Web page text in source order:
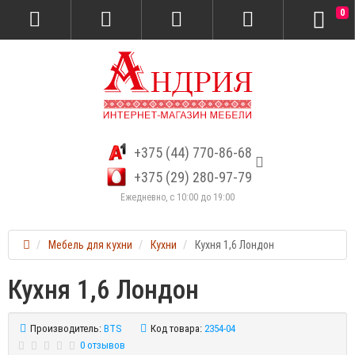
+375 (44) 770-86-68
+375 (29) 280-97-79
Ежедневно, с 10:00 до 19:00
0
Мебель для кухни Кухни Кухня 1,6 Лондон
Кухня 1,6 Лондон
Производитель: BTS Код товара: 2354-04
0 отзывов